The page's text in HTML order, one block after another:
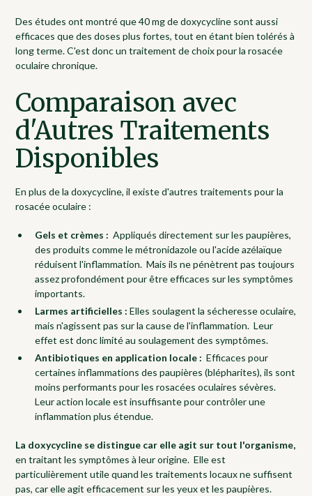
Des études ont montré que 40 mg de doxycycline sont aussi
efficaces que des doses plus fortes, tout en étant bien tolérés à
long terme. C'est donc un traitement de choix pour la rosacée
oculaire chronique.
Comparaison avec
d'Autres Traitements
Disponibles
En plus de la doxycycline, il existe d'autres traitements pour la
rosacée oculaire :
Gels et crèmes : Appliqués directement sur les paupières,
des produits comme le métronidazole ou l'acide azélaïque
réduisent l'inflammation. Mais ils ne pénètrent pas toujours
assez profondément pour être efficaces sur les symptômes
importants.
Larmes artificielles : Elles soulagent la sécheresse oculaire,
mais n'agissent pas sur la cause de l'inflammation. Leur
effet est donc limité au soulagement des symptômes.
Antibiotiques en application locale : Efficaces pour
certaines inflammations des paupières (blépharites), ils sont
moins performants pour les rosacées oculaires sévères.
Leur action locale est insuffisante pour contrôler une
inflammation plus étendue.
La doxycycline se distingue car elle agit sur tout l'organisme,
en traitant les symptômes à leur origine. Elle est
particulièrement utile quand les traitements locaux ne suffisent
pas, car elle agit efficacement sur les yeux et les paupières.